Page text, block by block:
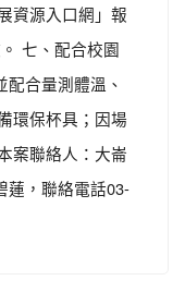
資源入口網」報
七、配合校園
合量測體溫、
環保杯具；因場
案聯絡人：大崙
蓮，聯絡電話03-